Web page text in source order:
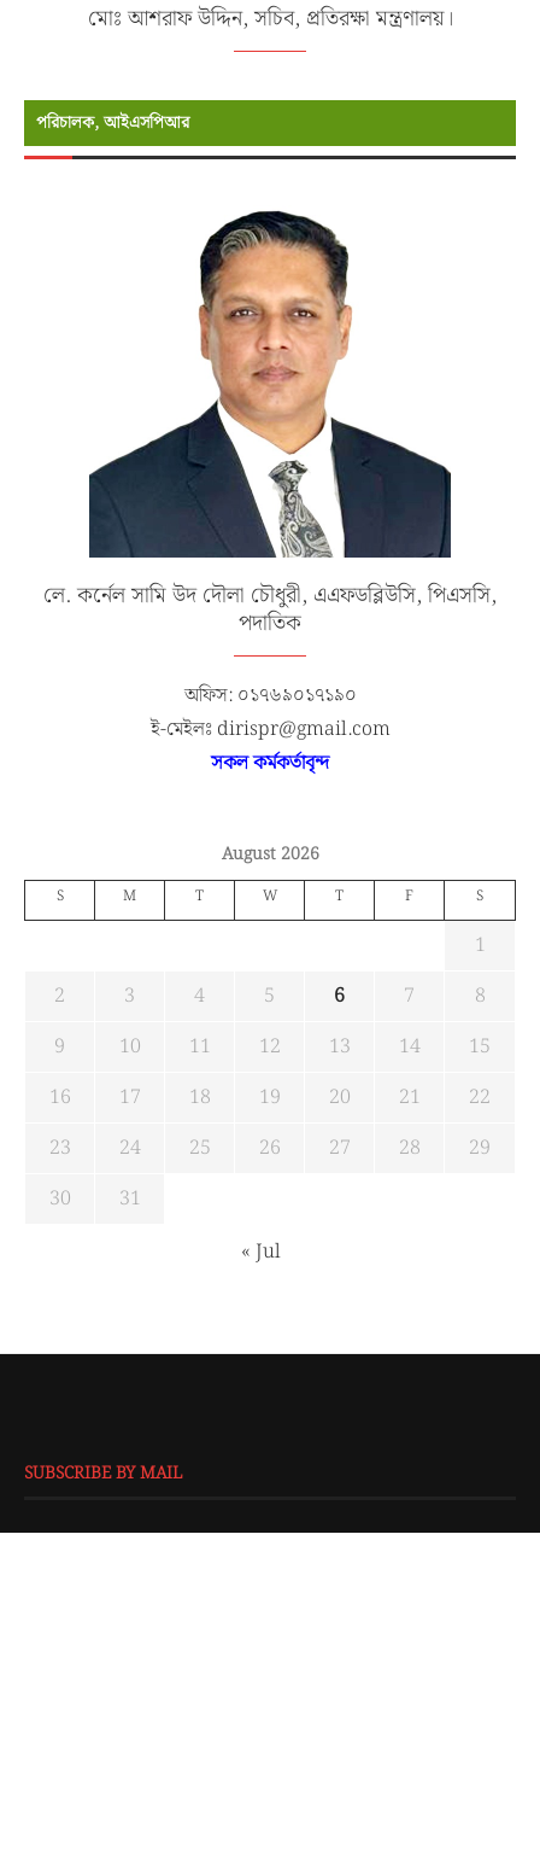
মোঃ আশরাফ উদ্দিন, সচিব, প্রতিরক্ষা মন্ত্রণালয়।
পরিচালক, আইএসপিআর
লে. কর্নেল সামি উদ দৌলা চৌধুরী, এএফডব্লিউসি, পিএসসি,
পদাতিক
অফিস: ০১৭৬৯০১৭১৯০
ই-মেইলঃ dirispr@gmail.com
সকল কর্মকর্তাবৃন্দ
August 2026
S M T W T F S
1
2
3 4 5 6 7
8
9
10 11 12 13 14
15
16
17 18 19 20 21
22
23
24 25 26 27 28
29
30
31
« Jul
SUBSCRIBE BY MAIL